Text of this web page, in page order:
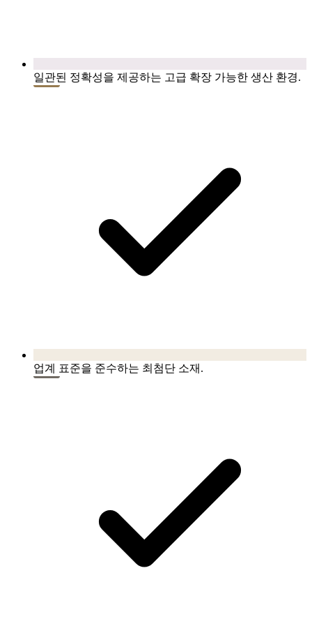
일관된 정확성을 제공하는 고급 확장 가능한 생산 환경.
업계 표준을 준수하는 최첨단 소재.